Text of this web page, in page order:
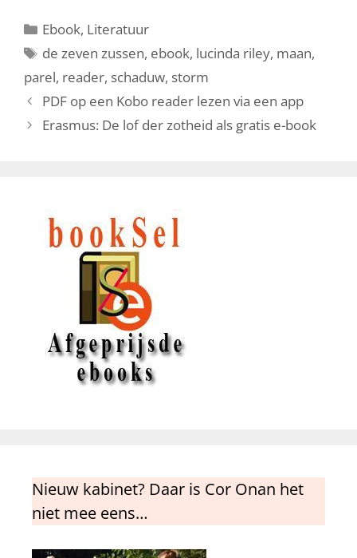
Categorieën
Ebook, Literatuur
Tags
de zeven zussen, ebook, lucinda riley, maan,
parel, reader, schaduw, storm
PDF op een Kobo reader lezen via een app
Erasmus: De lof der zotheid als gratis e-book
Nieuw kabinet? Daar is Cor Onan het
niet mee eens…